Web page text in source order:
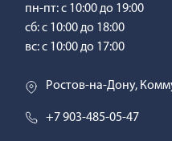
пн-пт: с 10:00 до 19:00
сб: с 10:00 до 18:00
вс: с 10:00 до 17:00
Ростов-на-Дону,
+7 903-485-05-47